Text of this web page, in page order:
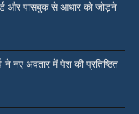
और पासबुक से आधार को जोड़ने
ने नए अवतार में पेश की प्रतिष्ठित